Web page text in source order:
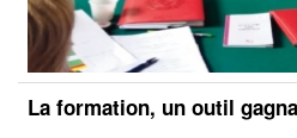
La formation, un outil